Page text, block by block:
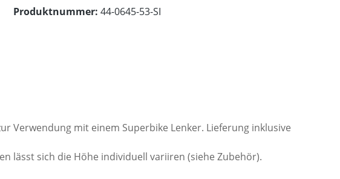
Produktnummer: 44-0645-53-SI
Verwendung mit einem Superbike Lenker. Lieferung inklusive
lässt sich die Höhe individuell variiren (siehe Zubehör).